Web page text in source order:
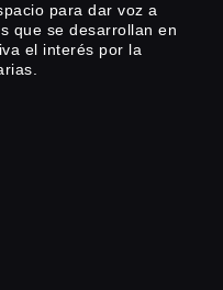
para dar voz a
que se desarrollan en
el interés por la